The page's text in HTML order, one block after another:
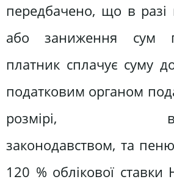
передбачено, що в разі
або заниження сум
платник сплачує суму
податковим органом
розмірі,
законодавством, та
120 % облікової ставки